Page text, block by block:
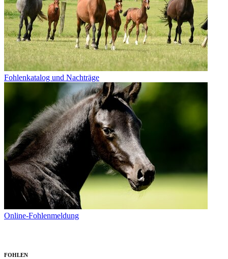
Fohlenkatalog und Nachträge
Online-Fohlenmeldung
FOHLEN